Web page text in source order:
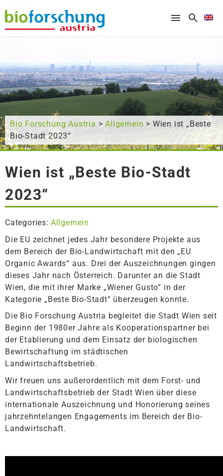
What are you looking for?
Bio Forschung Austria >Allgemein > Wien ist „Beste
Bio-Stadt 2023“
Wien ist „Beste Bio-Stadt
2023“
Categories: Allgemein
Die EU zeichnet jedes Jahr besondere Projekte aus
dem Bereich der Bio-Landwirtschaft mit den „EU
Organic Awards“ aus. Drei der Auszeichnungen gingen
dieses Jahr nach Österreich. Darunter an die Stadt
Wien, die mit ihrer Marke „Wiener Gusto“ in der
Kategorie „Beste Bio-Stadt“ überzeugen konnte.
Die Bio Forschung Austria begleitet die Stadt Wien seit
Beginn der 1980er Jahre als Kooperationspartner bei
der Etablierung und dem Einsatz der biologischen
Bewirtschaftung im städtischen
Landwirtschaftsbetrieb.
Wir freuen uns außerordentlich mit dem Forst- und
Landwirtschaftsbetrieb der Stadt Wien über diese
internationale Auszeichnung und Honorierung seines
jahrzehntelangen Engagements im Bereich der Bio-
Landwirtschaft.